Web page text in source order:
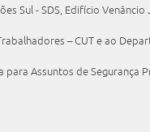
Sul - SDS, Edifício
– CUT e ao
para Assuntos de Segurança